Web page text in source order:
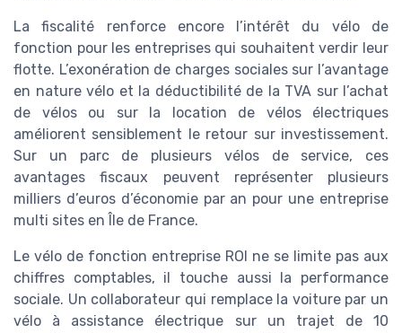
La fiscalité renforce encore l’intérêt du vélo de
fonction pour les entreprises qui souhaitent verdir leur
flotte. L’exonération de charges sociales sur l’avantage
en nature vélo et la déductibilité de la TVA sur l’achat
de vélos ou sur la location de vélos électriques
améliorent sensiblement le retour sur investissement.
Sur un parc de plusieurs vélos de service, ces
avantages fiscaux peuvent représenter plusieurs
milliers d’euros d’économie par an pour une entreprise
multi sites en Île de France.
Le vélo de fonction entreprise ROI ne se limite pas aux
chiffres comptables, il touche aussi la performance
sociale. Un collaborateur qui remplace la voiture par un
vélo à assistance électrique sur un trajet de 10